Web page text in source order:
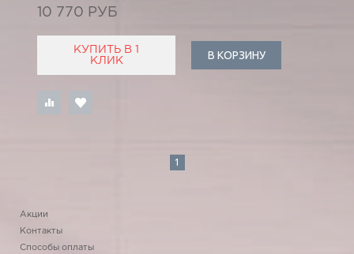
10 770 РУБ
КУПИТЬ В 1
КЛИК
В КОРЗИНУ
1
Акции
Контакты
Способы оплаты